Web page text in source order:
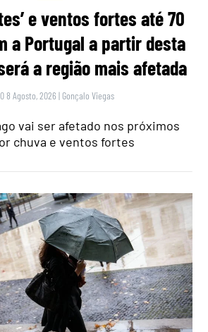
e ventos fortes até 70
a Portugal a partir desta
a região mais afetada
8 Agosto, 2026 | Gonçalo Viegas
vai ser afetado nos próximos
chuva e ventos fortes